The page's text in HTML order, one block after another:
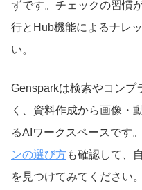
ずです。チェックの習慣
行とHub機能によるナレ
い。
Gensparkは検索やコンプ
く、資料作成から画像・
るAIワークスペースです。
ンの選び方も確認して、
を見つけてみてください。